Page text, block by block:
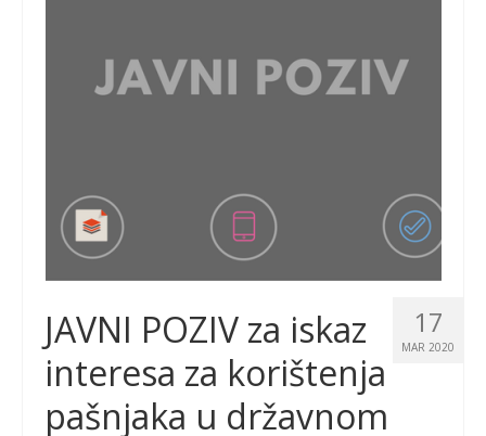
17
MAR 2020
JAVNI POZIV za iskaz
interesa za korištenja
pašnjaka u državnom